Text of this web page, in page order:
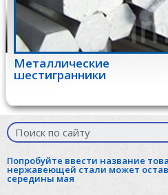
Металлические
шестигранники
Попробуйте ввести название
нержавеющей стали может
середины мая